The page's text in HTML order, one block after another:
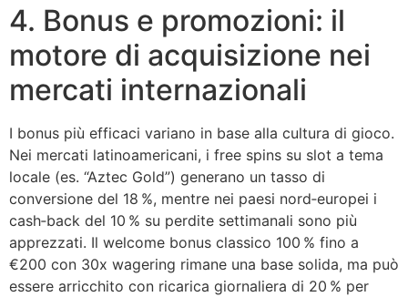
4. Bonus e promozioni: il
motore di acquisizione nei
mercati internazionali
I bonus più efficaci variano in base alla cultura di gioco.
Nei mercati latinoamericani, i free spins su slot a tema
locale (es. “Aztec Gold”) generano un tasso di
conversione del 18 %, mentre nei paesi nord‑europei i
cash‑back del 10 % su perdite settimanali sono più
apprezzati. Il welcome bonus classico 100 % fino a
€200 con 30x wagering rimane una base solida, ma può
essere arricchito con ricarica giornaliera di 20 % per